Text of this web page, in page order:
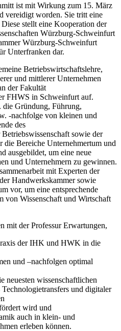
ist mit Wirkung zum 15. März
vereidigt worden. Sie tritt eine
stellt eine Kooperation der
Würzburg-Schweinfurt
Würzburg-Schweinfurt
Unterfranken dar.
Betriebswirtschaftslehre,
und mittlerer Unternehmen
der Fakultät
FHWS in Schweinfurt auf.
Gründung, Führung,
-nachfolge von kleinen und
des
sowie der
Bereiche Unternehmertum und
ausgebildet, um eine neue
und Unternehmern zu gewinnen.
mit Experten der
Handwerkskammer sowie
vor, um eine entsprechende
von Wissenschaft und Wirtschaft
mit der Professur Erwartungen,
der IHK und HWK in die
und –nachfolgen optimal
neuesten wissenschaftlichen
und digitaler
wird und
auch in klein- und
erleben können.